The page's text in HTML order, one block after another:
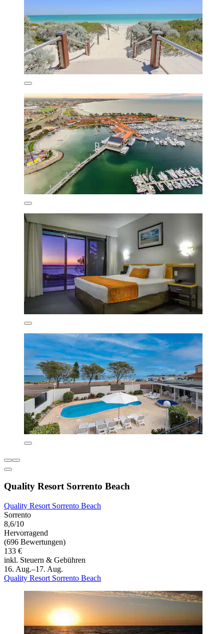
Quality Resort Sorrento Beach
Quality Resort Sorrento Beach
Sorrento
8,6/10
Hervorragend
(696 Bewertungen)
133 €
inkl. Steuern & Gebühren
16. Aug.–17. Aug.
Quality Resort Sorrento Beach